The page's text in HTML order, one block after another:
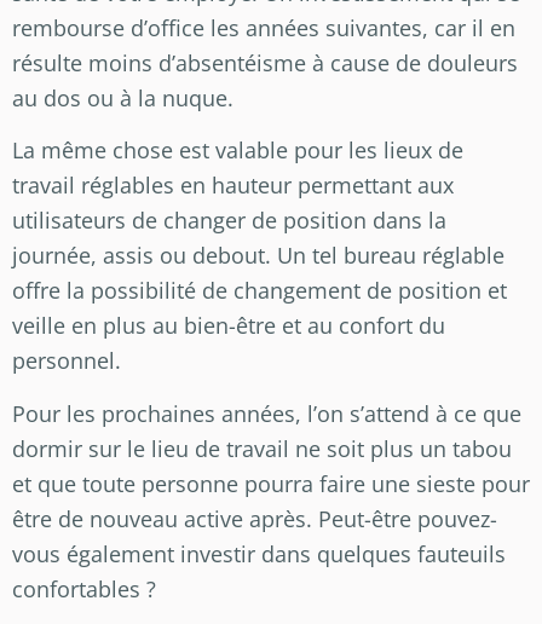
rembourse d’office les années suivantes, car il en
résulte moins d’absentéisme à cause de douleurs
au dos ou à la nuque.
La même chose est valable pour les lieux de
travail réglables en hauteur permettant aux
utilisateurs de changer de position dans la
journée, assis ou debout. Un tel bureau réglable
offre la possibilité de changement de position et
veille en plus au bien-être et au confort du
personnel.
Pour les prochaines années, l’on s’attend à ce que
dormir sur le lieu de travail ne soit plus un tabou
et que toute personne pourra faire une sieste pour
être de nouveau active après. Peut-être pouvez-
vous également investir dans quelques fauteuils
confortables ?